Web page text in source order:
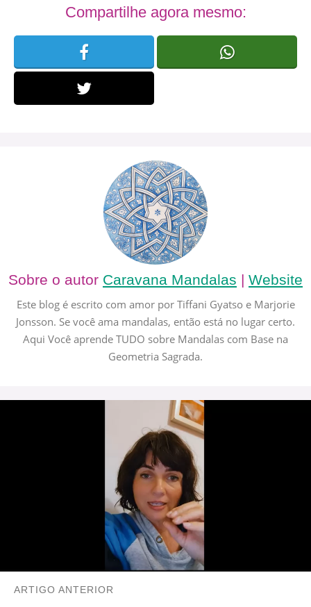
Compartilhe agora mesmo:
Sobre o autor Caravana Mandalas | Website
Este blog é escrito com amor por Tiffani Gyatso e Marjorie
Jonsson. Se você ama mandalas, então está no lugar certo.
Aqui Você aprende TUDO sobre Mandalas com Base na
Geometria Sagrada.
ARTIGO ANTERIOR